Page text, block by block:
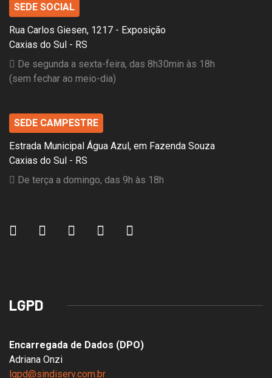
SEDE SOCIAL
Rua Carlos Giesen, 1217 - Exposição
Caxias do Sul - RS
De segunda a sexta-feira, das 8h30min às 18h
(sem fechar ao meio-dia)
SEDE CAMPESTRE
Estrada Municipal Água Azul, em Fazenda Souza
Caxias do Sul - RS
De terça a domingo, das 9h às 18h
LGPD
Encarregada de Dados (DPO)
Adriana Onzi
lgpd@sindiserv.com.br